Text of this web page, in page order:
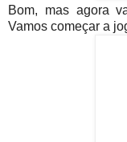
Bom, mas agora
Vamos começar a